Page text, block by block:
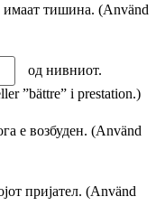
имаат тишина. (Använd
од нивниот.
”bättre” i prestation.)
е возбуден. (Använd
пријател. (Använd